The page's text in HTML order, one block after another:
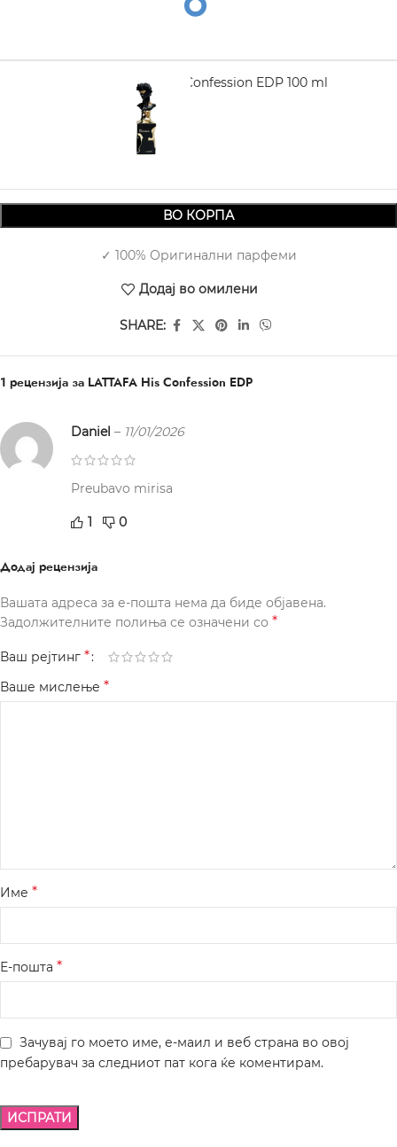
LATTAFA His Confession EDP 100 ml
2.650,00
ВО КОРПА
✓ 100% Оригинални парфеми
Додај во омилени
SHARE:
1 рецензија за LATTAFA His Confession EDP
Daniel – 11/01/2026
Preubavo mirisa
1 0
Додај рецензија
Вашата адреса за е-пошта нема да биде објавена.
Задолжителните полиња се означени со *
Ваш рејтинг *
Ваше мислење *
Име *
Е-пошта *
Зачувај го моето име, е-маил и веб страна во овој
пребарувач за следниот пат кога ќе коментирам.